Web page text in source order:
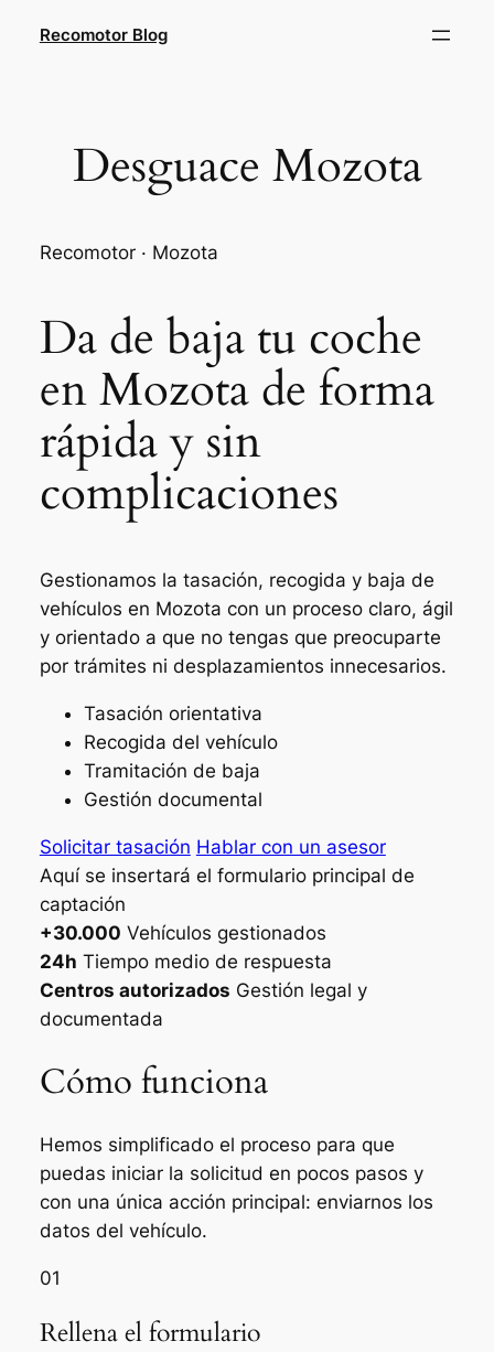
Recomotor Blog
Desguace Mozota
Recomotor · Mozota
Da de baja tu coche
en Mozota de forma
rápida y sin
complicaciones
Gestionamos la tasación, recogida y baja de
vehículos en Mozota con un proceso claro, ágil
y orientado a que no tengas que preocuparte
por trámites ni desplazamientos innecesarios.
Tasación orientativa
Recogida del vehículo
Tramitación de baja
Gestión documental
Solicitar tasación Hablar con un asesor
Aquí se insertará el formulario principal de
captación
+30.000 Vehículos gestionados
24h Tiempo medio de respuesta
Centros autorizados Gestión legal y
documentada
Cómo funciona
Hemos simplificado el proceso para que
puedas iniciar la solicitud en pocos pasos y
con una única acción principal: enviarnos los
datos del vehículo.
01
Rellena el formulario